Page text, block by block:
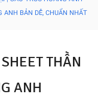
ANH BẢN DỄ, CHUẨN NHẤT
THẦN
ANH